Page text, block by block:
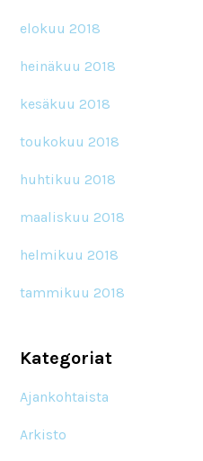
elokuu 2018
heinäkuu 2018
kesäkuu 2018
toukokuu 2018
huhtikuu 2018
maaliskuu 2018
helmikuu 2018
tammikuu 2018
Kategoriat
Ajankohtaista
Arkisto